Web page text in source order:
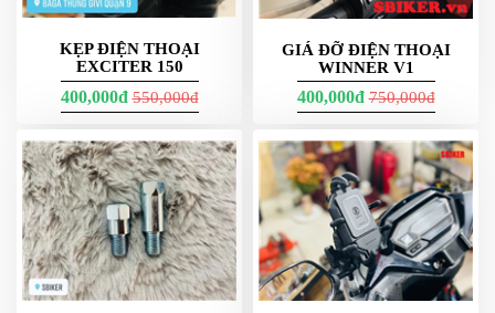
Giá đỡnhôm CNC
: cứng vững, tuổi thọ cao, khóa/siết chắc; phù hợp
máy lớn, chạy xa.
để bảo vệ ghi đông.
KẸP ĐIỆN THOẠI
EXCITER 150
400,000đ550,000đ
GIÁ ĐỠ ĐIỆN THOẠI
WINNER V1
400,000đ750,000đ